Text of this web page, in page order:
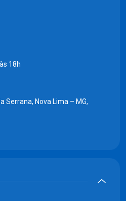
18h
Serrana, Nova Lima – MG,